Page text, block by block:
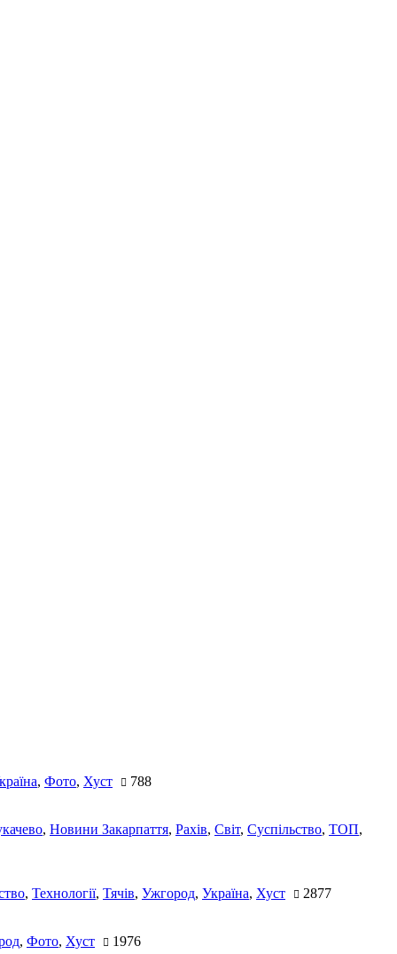
, Фото, Хуст 788
, Новини Закарпаття, Рахів, Світ, Суспільство, ТОП,
, Технології, Тячів, Ужгород, Україна, Хуст 2877
, Фото, Хуст 1976